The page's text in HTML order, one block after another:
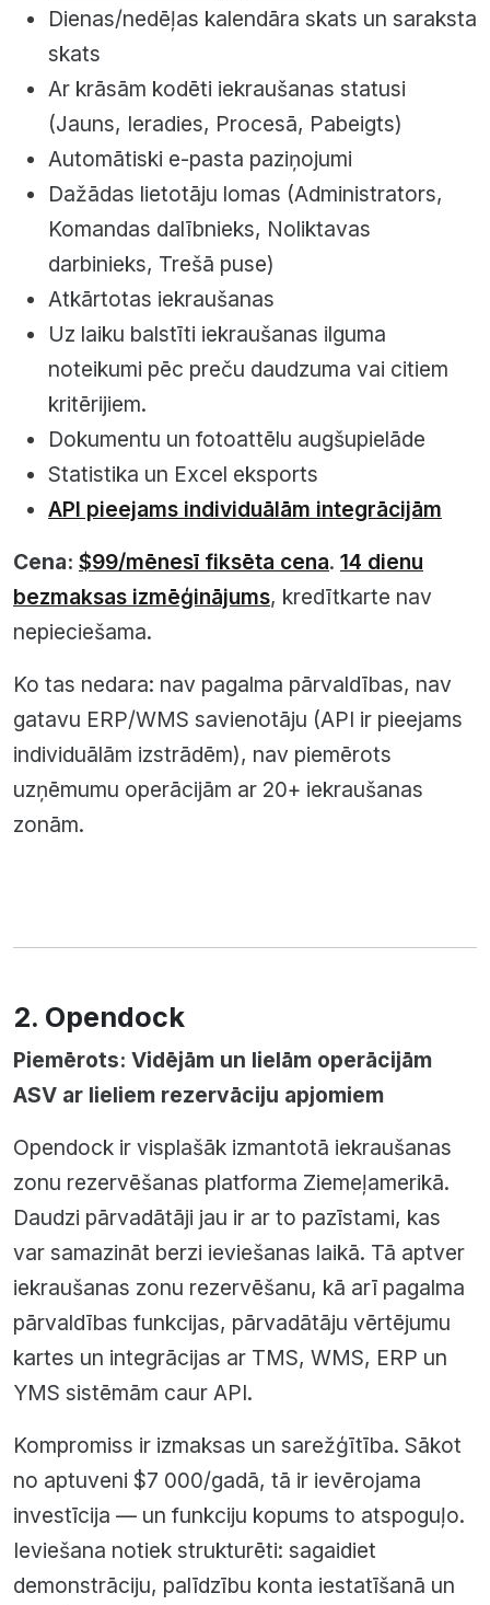
Dienas/nedēļas kalendāra skats un saraksta
skats
Ar krāsām kodēti iekraušanas statusi
(Jauns, Ieradies, Procesā, Pabeigts)
Automātiski e-pasta paziņojumi
Dažādas lietotāju lomas (Administrators,
Komandas dalībnieks, Noliktavas
darbinieks, Trešā puse)
Atkārtotas iekraušanas
Uz laiku balstīti iekraušanas ilguma
noteikumi pēc preču daudzuma vai citiem
kritērijiem.
Dokumentu un fotoattēlu augšupielāde
Statistika un Excel eksports
API pieejams individuālām integrācijām
Cena: $99/mēnesī fiksēta cena. 14 dienu
bezmaksas izmēģinājums, kredītkarte nav
nepieciešama.
Ko tas nedara: nav pagalma pārvaldības, nav
gatavu ERP/WMS savienotāju (API ir pieejams
individuālām izstrādēm), nav piemērots
uzņēmumu operācijām ar 20+ iekraušanas
zonām.
2. Opendock
Piemērots: Vidējām un lielām operācijām
ASV ar lieliem rezervāciju apjomiem
Opendock ir visplašāk izmantotā iekraušanas
zonu rezervēšanas platforma Ziemeļamerikā.
Daudzi pārvadātāji jau ir ar to pazīstami, kas
var samazināt berzi ieviešanas laikā. Tā aptver
iekraušanas zonu rezervēšanu, kā arī pagalma
pārvaldības funkcijas, pārvadātāju vērtējumu
kartes un integrācijas ar TMS, WMS, ERP un
YMS sistēmām caur API.
Kompromiss ir izmaksas un sarežģītība. Sākot
no aptuveni $7 000/gadā, tā ir ievērojama
investīcija — un funkciju kopums to atspoguļo.
Ieviešana notiek strukturēti: sagaidiet
demonstrāciju, palīdzību konta iestatīšanā un